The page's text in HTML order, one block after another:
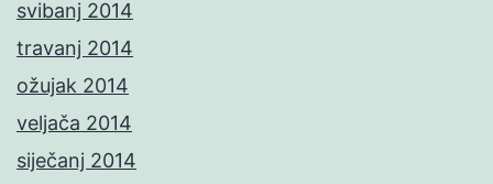
svibanj 2014
travanj 2014
ožujak 2014
veljača 2014
siječanj 2014